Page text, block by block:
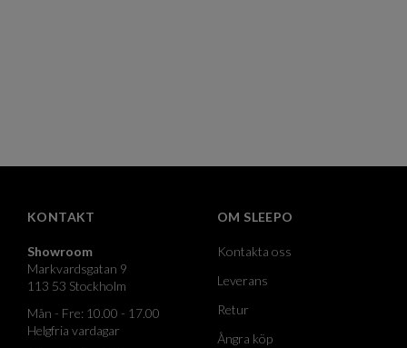
KONTAKT
Showroom
Markvardsgatan 9
113 53 Stockholm
Mån - Fre: 10.00 - 17.00
Helgfria vardagar
OM SLEEPO
Kontakta oss
Leverans
Retur
Ångra köp